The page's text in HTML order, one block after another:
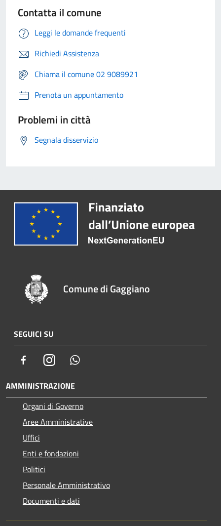
Contatta il comune
Leggi le domande frequenti
Richiedi Assistenza
Chiama il comune 02 9089921
Prenota un appuntamento
Problemi in città
Segnala disservizio
Comune di Gaggiano
SEGUICI SU
FacebookInstagram
AMMINISTRAZIONE
Organi di Governo
Aree Amministrative
Uffici
Enti e fondazioni
Politici
Personale Amministrativo
Documenti e dati